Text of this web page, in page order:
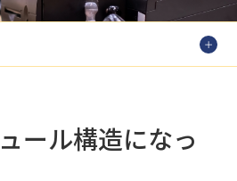
ール構造になっ